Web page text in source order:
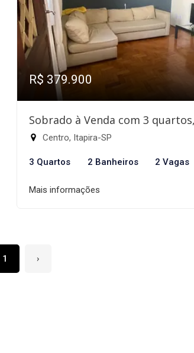
R$ 379.900
Sobrado à Venda com 3
Centro, Itapira-SP
3 Quartos 2 Banheiros 2 Vagas
Mais informações
1 ›